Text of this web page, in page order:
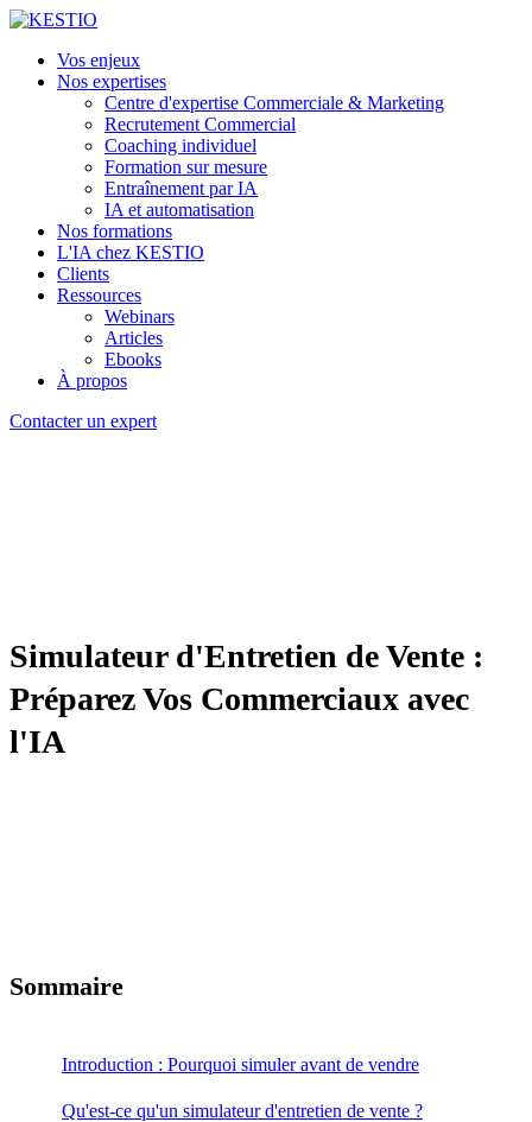
Vos enjeux
Nos expertises
Centre d'expertise Commerciale & Marketing
Recrutement Commercial
Coaching individuel
Formation sur mesure
Entraînement par IA
IA et automatisation
Nos formations
L'IA chez KESTIO
Clients
Ressources
Webinars
Articles
Ebooks
À propos
Contacter un expert
Simulateur d'Entretien de Vente :
Préparez Vos Commerciaux avec
l'IA
Sommaire
Introduction : Pourquoi simuler avant de vendre
Qu'est-ce qu'un simulateur d'entretien de vente ?